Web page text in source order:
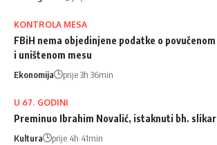
KONTROLA MESA
FBiH nema objedinjene podatke o povučenom
i uništenom mesu
Ekonomija prije 3h 36min
U 67. GODINI
Preminuo Ibrahim Novalić, istaknuti bh. slikar
Kultura prije 4h 41min